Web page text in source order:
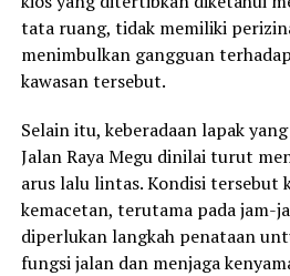
tata ruang, tidak memiliki
menimbulkan gangguan
kawasan tersebut.
Selain itu, keberadaan lapak
Jalan Raya Megu dinilai turut
arus lalu lintas. Kondisi tersebut
kemacetan, terutama pada jam-
diperlukan langkah penataan
fungsi jalan dan menjaga